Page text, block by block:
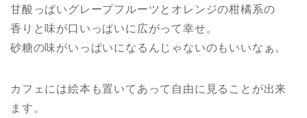
甘酸っぱいグレープフルーツとオレンジの柑橘系の
香りと味が口いっぱいに広がって幸せ。
砂糖の味がいっぱいになるんじゃないのもいいなぁ。
カフェには絵本も置いてあって自由に見ることが出来
ます。